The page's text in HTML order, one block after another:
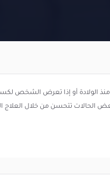
منذ الولادة أو إذا تعرض الشخص
الحالات تتحسن من خلال العلاج